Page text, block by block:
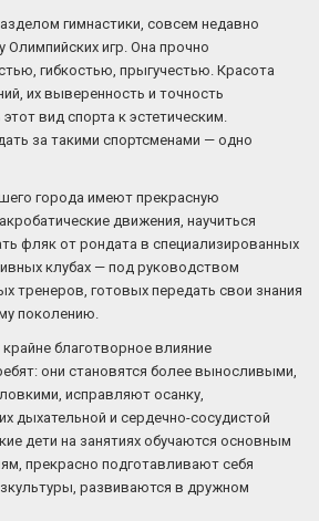
гимнастики, совсем недавно
игр. Она прочно
гибкостью, прыгучестью. Красота
их выверенность и точность
вид спорта к эстетическим.
за такими спортсменами — одно
города имеют прекрасную
движения, научиться
фляк от рондата в специализированных
клубах — под руководством
тренеров, готовых передать свои знания
поколению.
благотворное влияние
они становятся более выносливыми,
исправляют осанку,
дыхательной и сердечно-сосудистой
дети на занятиях обучаются основным
прекрасно подготавливают себя
развиваются в дружном